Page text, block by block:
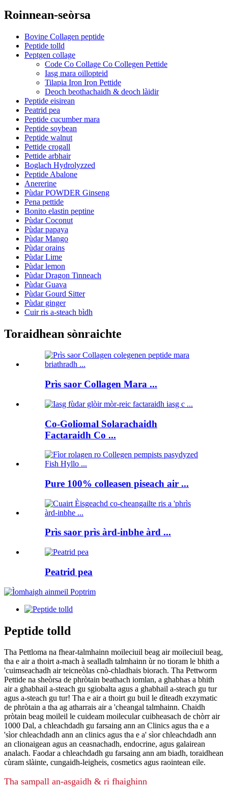
Roinnean-seòrsa
Bovine Collagen peptide
Peptide tolld
Peptgen collage
Code Co Collage Co Collegen Pettide
Iasg mara oillopteid
Tilapia Iron Iron Pettide
Deoch beothachaidh & deoch làidir
Peptide eisirean
Peatrid pea
Peptide cucumber mara
Peptide soybean
Peptide walnut
Pettide crogall
Pettide arbhair
Boglach Hydrolyzzed
Peptide Abalone
Anererine
Pùdar POWDER Ginseng
Pena pettide
Bonito elastin peptine
Pùdar Coconut
Pùdar papaya
Pùdar Mango
Pùdar orains
Pùdar Lime
Pùdar lemon
Pùdar Dragon Tinneach
Pùdar Guava
Pùdar Gourd Sitter
Pùdar ginger
Cuir ris a-steach bìdh
Toraidhean sònraichte
Prìs saor Collagen Mara ...
Co-Goliomal Solarachaidh
Factaraidh Co ...
Pure 100% colleasen piseach air ...
Prìs saor prìs àrd-inbhe àrd ...
Peatrid pea
Peptide tolld
Tha Pettloma na fhear-talmhainn moileciuil beag air moileciuil beag,
tha e air a thoirt a-mach à sealladh talmhainn ùr no tioram le bhith a
'cuimseachadh air teicneòlas cnò-chladhais biorach. Tha Pettworm
Pettide na sheòrsa de phròtain beathach iomlan, a ghabhas a bhith
air a ghabhail a-steach gu sgiobalta agus a ghabhail a-steach gu tur
agus a-steach gu tur! Tha e air a thoirt gu buil le dìteadh exzymatic
de phròtain a tha ag atharrais air a 'cheangal talmhainn. Chaidh
pròtain beag moileil le cuideam moilecular cuibheasach de chòrr air
1000 Dal, a chleachdadh gu farsaing ann an Clinics agus tha e a
'sìor chleachdadh ann an clinics agus tha e a' sìor chleachdadh ann
an clionaigean agus an ceasnachadh, endocrine, agus galairean
analach. Faodar a chleachdadh gu farsaing ann am biadh, toraidhean
cùram slàinte, cungaidh-leigheis, cosmetics agus raointean eile.
Tha sampall an-asgaidh & ri fhaighinn